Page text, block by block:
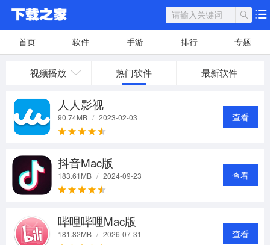
首页 软件 手游 排行 专题
视频播放 热门软件 最新软件
人人影视
90.74MB / 2023-02-03 查看
抖音Mac版
183.61MB / 2024-09-23 查看
哔哩哔哩Mac版
181.82MB / 2026-07-31 查看